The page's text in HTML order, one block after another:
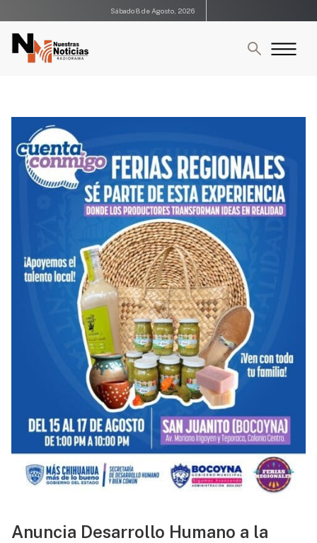
Sábado 8 de Agosto, 2026
Anuncia Desarrollo Humano a la